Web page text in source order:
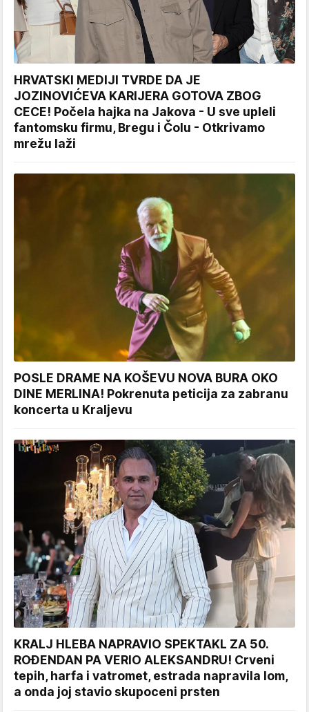
HRVATSKI MEDIJI TVRDE DA JE
JOZINOVIĆEVA KARIJERA GOTOVA ZBOG
CECE! Počela hajka na Jakova - U sve upleli
fantomsku firmu, Bregu i Čolu - Otkrivamo
mrežu laži
POSLE DRAME NA KOŠEVU NOVA BURA OKO
DINE MERLINA! Pokrenuta peticija za zabranu
koncerta u Kraljevu
KRALJ HLEBA NAPRAVIO SPEKTAKL ZA 50.
ROĐENDAN PA VERIO ALEKSANDRU! Crveni
tepih, harfa i vatromet, estrada napravila lom,
a onda joj stavio skupoceni prsten